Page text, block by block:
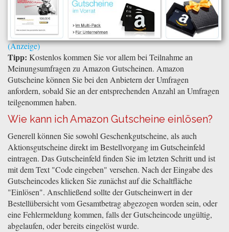
Tipp: Kostenlos kommen Sie vor allem bei Teilnahme an
Meinungsumfragen zu Amazon Gutscheinen. Amazon
Gutscheine können Sie bei den Anbietern der Umfragen
anfordern, sobald Sie an der entsprechenden Anzahl an Umfragen
teilgenommen haben.
Wie kann ich Amazon Gutscheine einlösen?
Generell können Sie sowohl Geschenkgutscheine, als auch
Aktionsgutscheine direkt im Bestellvorgang im Gutscheinfeld
eintragen. Das Gutscheinfeld finden Sie im letzten Schritt und ist
mit dem Text "Code eingeben" versehen. Nach der Eingabe des
Gutscheincodes klicken Sie zunächst auf die Schaltfläche
"Einlösen". Anschließend sollte der Gutscheinwert in der
Bestellübersicht vom Gesamtbetrag abgezogen worden sein, oder
eine Fehlermeldung kommen, falls der Gutscheincode ungültig,
abgelaufen, oder bereits eingelöst wurde.